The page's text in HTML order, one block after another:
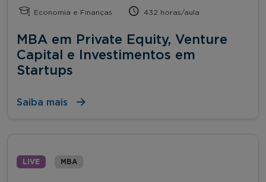
Economia e Finanças 432 horas/aula
MBA em Private Equity, Venture
Capital e Investimentos em
Startups
Saiba mais
LIVE MBA